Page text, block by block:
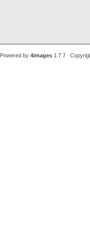
Powered by 4images1.7.7